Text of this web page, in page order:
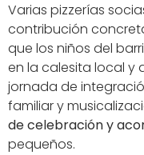
Varias pizzerías
contribución
que los niños del
en la calesita local y
jornada de
familiar y
de celebración y
pequeños.